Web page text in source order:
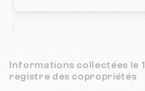
26 r de montesquieu
Chauffage collectif
Informations collectées le
registre des copropriétés